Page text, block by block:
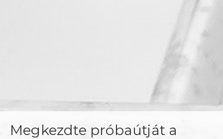
Megkezdte próbaútját a